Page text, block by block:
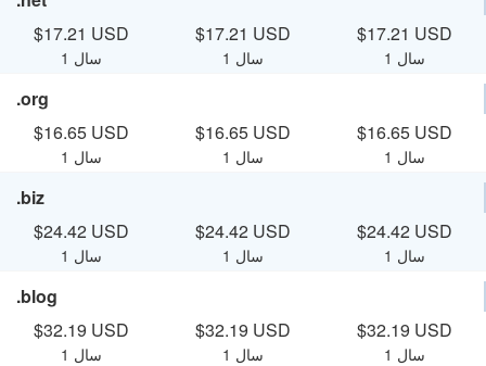
$17.21 USD
1 سال
$17.21 USD
1 سال
$17.21 USD
1 سال
.org
$16.65 USD
1 سال
$16.65 USD
1 سال
$16.65 USD
1 سال
.biz
$24.42 USD
1 سال
$24.42 USD
1 سال
$24.42 USD
1 سال
.blog
$32.19 USD
1 سال
$32.19 USD
1 سال
$32.19 USD
1 سال